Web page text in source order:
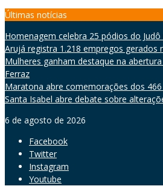
Skip
content
Últimas notícias
Homenagem celebra 25 pódios do
Arujá registra 1.218 empregos gerados
Mulheres ganham destaque na
Ferraz
Maratona abre comemorações dos
Santa Isabel abre debate sobre
6 de agosto de 2026
Facebook
Twitter
Instagram
Youtube